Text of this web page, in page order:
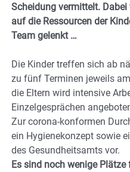
Scheidung vermittelt.
auf die Ressourcen der
Team gelenkt …
Die Kinder treffen sich ab
zu fünf Terminen jeweils
die Eltern wird intensive
Einzelgesprächen
Zur corona-konformen
ein Hygienekonzept sowie
des Gesundheitsamts vor.
Es sind noch wenige Plätze